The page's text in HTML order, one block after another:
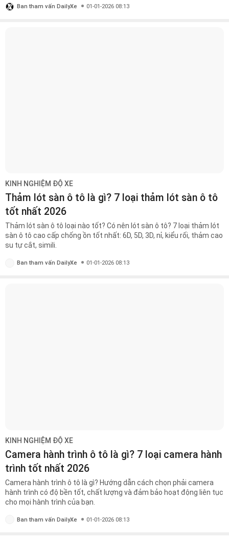
Ban tham vấn DailyXe 01-01-2026 08:13
KINH NGHIỆM ĐỘ XE
Thảm lót sàn ô tô là gì? 7 loại thảm lót sàn ô tô
tốt nhất 2026
Thảm lót sàn ô tô loại nào tốt? Có nên lót sàn ô tô? 7 loại thảm lót
sàn ô tô cao cấp chống ồn tốt nhất: 6D, 5D, 3D, nỉ, kiểu rối, thảm cao
su tự cắt, simili.
Ban tham vấn DailyXe 01-01-2026 08:13
KINH NGHIỆM ĐỘ XE
Camera hành trình ô tô là gì? 7 loại camera hành
trình tốt nhất 2026
Camera hành trình ô tô là gì? Hướng dẫn cách chọn phải camera
hành trình có độ bền tốt, chất lượng và đảm bảo hoạt động liên tục
cho mọi hành trình của bạn.
Ban tham vấn DailyXe 01-01-2026 08:13